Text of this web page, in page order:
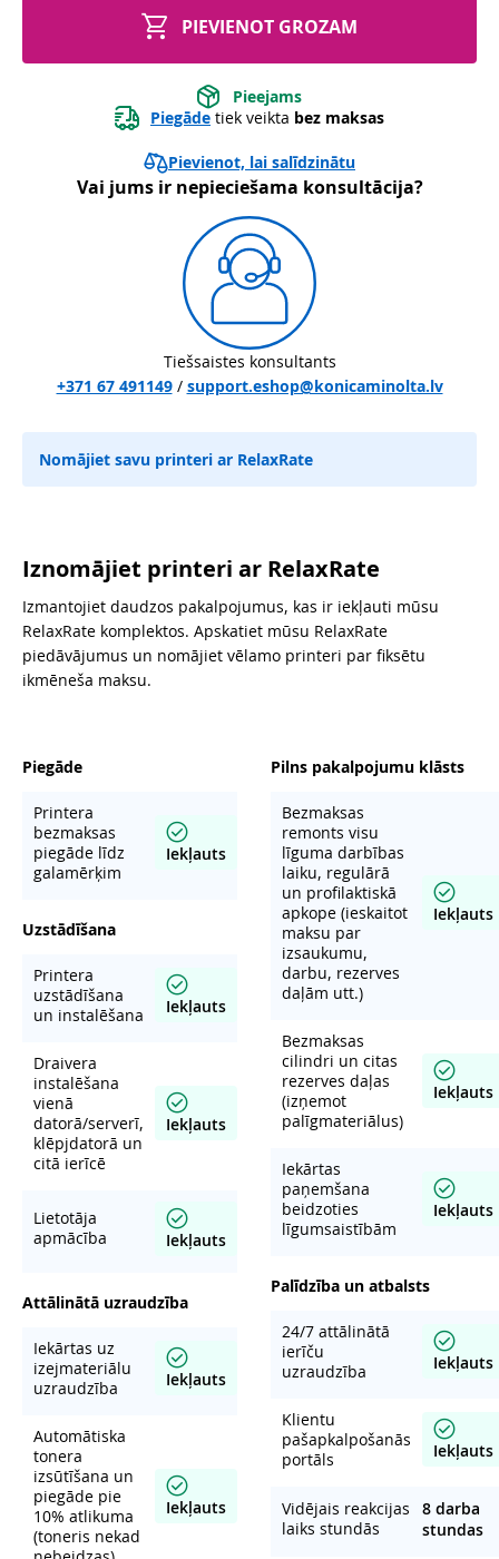
PIEVIENOT GROZAM
Pieejams
Piegāde tiek veikta bez maksas
Pievienot, lai salīdzinātu
Vai jums ir nepieciešama konsultācija?
Tiešsaistes konsultants
+371 67 491149/ support.eshop@konicaminolta.lv
Nomājiet savu printeri ar RelaxRate
Iznomājiet printeri ar RelaxRate
Izmantojiet daudzos pakalpojumus, kas ir iekļauti mūsu
RelaxRate komplektos. Apskatiet mūsu RelaxRate
piedāvājumus un nomājiet vēlamo printeri par fiksētu
ikmēneša maksu.
Piegāde
Printera
bezmaksas
piegāde līdz
galamērķim
Iekļauts
Uzstādīšana
Printera
uzstādīšana
un instalēšana
Iekļauts
Draivera
instalēšana
vienā
datorā/serverī,
klēpjdatorā un
citā ierīcē
Iekļauts
Lietotāja
apmācība
Iekļauts
Attālinātā uzraudzība
Iekārtas uz
izejmateriālu
uzraudzība
Iekļauts
Automātiska
tonera
izsūtīšana un
piegāde pie
10% atlikuma
(toneris nekad
Iekļauts
Pilns pakalpojumu klāsts
Bezmaksas
remonts visu
līguma darbības
laiku, regulārā
un profilaktiskā
apkope (ieskaitot
maksu par
izsaukumu,
darbu, rezerves
daļām utt.)
Iekļauts
Bezmaksas
cilindri un citas
rezerves daļas
(izņemot
palīgmateriālus)
Iekļauts
Iekārtas
paņemšana
beidzoties
līgumsaistībām
Iekļauts
Palīdzība un atbalsts
24/7 attālinātā
ierīču
uzraudzība
Iekļauts
Klientu
pašapkalpošanās
portāls
Iekļauts
Vidējais reakcijas
laiks stundās
8 darba
stundas